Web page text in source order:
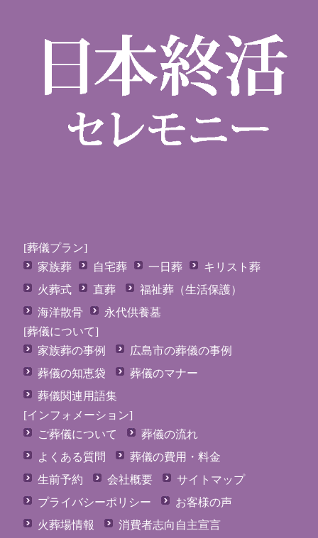
[葬儀プラン]
家族葬
自宅葬 一日葬
キリスト葬
火葬式
直葬
福祉葬（生活保護）
海洋散骨
永代供養墓
[葬儀について]
家族葬の事例
広島市の葬儀の事例
葬儀の知恵袋
葬儀のマナー
葬儀関連用語集
[インフォメーション]
ご葬儀について
葬儀の流れ
よくある質問
葬儀の費用・料金
生前予約
会社概要
サイトマップ
プライバシーポリシー
お客様の声
火葬場情報
消費者志向自主宣言